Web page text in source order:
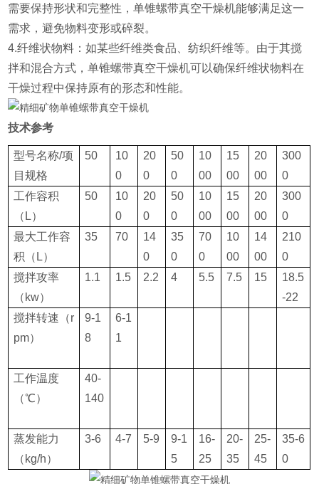
需要保持形状和完整性，单锥螺带真空干燥机能够满足这一
需求，避免物料变形或碎裂。
4.纤维状物料：如某些纤维类食品、纺织纤维等。由于其搅
拌和混合方式，单锥螺带真空干燥机可以确保纤维状物料在
干燥过程中保持原有的形态和性能。
技术参考
型号名称/项
目规格
50
10
0
20
0
50
0
10
00
15
00
20
00
300
0
工作容积
（L）
50
10
0
20
0
50
0
10
00
15
00
20
00
300
0
最大工作容
积（L）
35 70
14
0
35
0
70
0
10
00
14
00
210
0
搅拌攻率
（kw）
1.1 1.5 2.2 4 5.5 7.5 15
18.5
-22
搅拌转速（r
pm）
9-1
8
6-1
1
工作温度
（℃）
40-
140
蒸发能力
（kg/h）
3-6 4-7 5-9
9-1
5
16-
25
20-
35
25-
45
35-6
0